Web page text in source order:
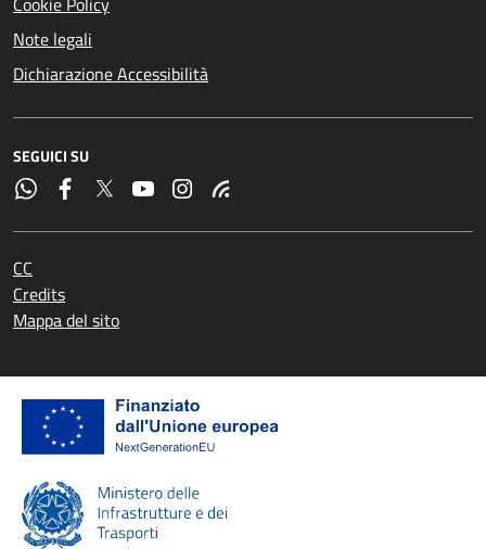
Note legali
Dichiarazione Accessibilità
SEGUICI SU
CC
Credits
Mappa del sito